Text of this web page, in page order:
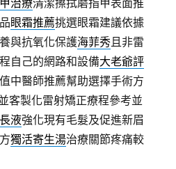
治療清潔擦拭磨指甲表面推
眼霜推薦挑選眼霜建議依據
與抗氧化保護海菲秀且非雷
自己的網路和設備大老爺評
中醫師推薦幫助選擇手術方
客製化雷射矯正療程參考並
液強化現有毛髮及促進新眉
獨活寄生湯治療關節疼痛較